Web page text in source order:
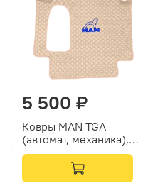
5 500 ₽
Ковры MAN TGA
(автомат, механика),
(экокожа, бежевый,
бежевый кант, синяя
вышивка)